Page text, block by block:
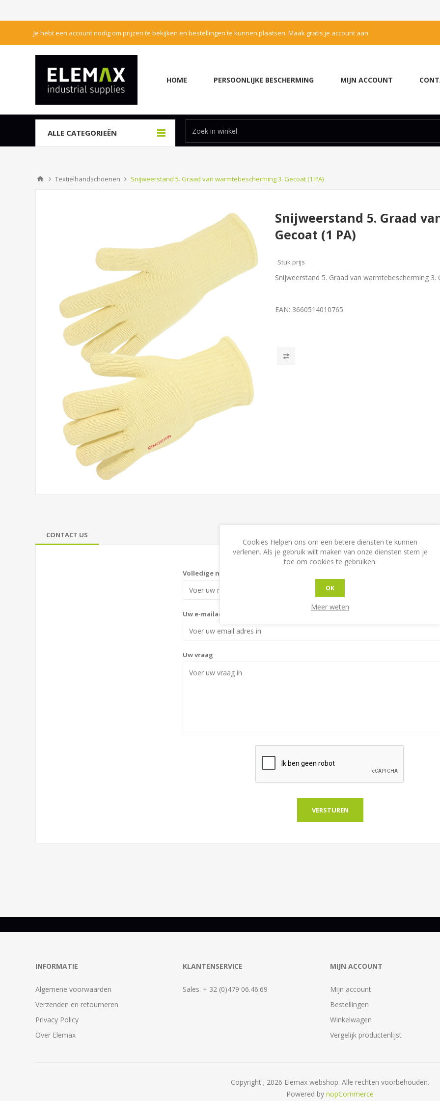
Je hebt een account nodig om prijzen te bekijken en bestellingen te kunnen plaatsen. Maak gratis je account aan.
HOME PERSOONLIJKE BESCHERMING MIJN ACCOUNT
ALLE CATEGORIEËN
Textielhandschoenen Snijweerstand 5. Graad van warmtebescherming 3. Gecoat (1 PA)
Snijweerstand 5. Graad
Gecoat (1 PA)
Stuk prijs
Snijweerstand 5. Graad van warmtebescherming 3.
EAN: 3660514010765
CONTACT US
Volledige naam
Uw e-mailadres
Uw vraag
INFORMATIE
Algemene voorwaarden
Verzenden en retourneren
Privacy Policy
Over Elemax
KLANTENSERVICE
Sales: + 32 (0)479 06.46.69
MIJN ACCOUNT
Mijn account
Bestellingen
Winkelwagen
Vergelijk productenlijst
Copyright ; 2026 Elemax webshop. Alle rechten voorbehouden.
Powered by nopCommerce
Cookies Helpen ons om een betere diensten te kunnen
verlenen. Als je gebruik wilt maken van onze diensten stem je
toe om cookies te gebruiken.
OK
Meer weten